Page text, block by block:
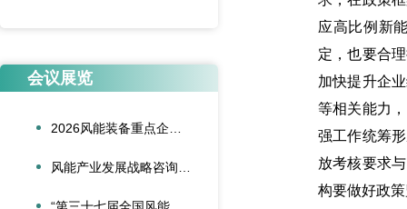
会议展览
应高比例新
定，也要合
加快提升企
等相关能力
强工作统筹
放考核要求
构要做好政